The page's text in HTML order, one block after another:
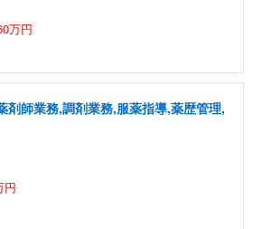
万円
剤師業務,調剤業務,服薬指導,薬歴管理,
円